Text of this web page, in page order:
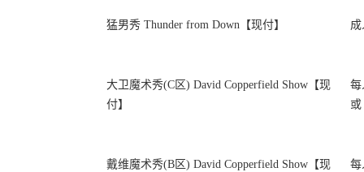
猛男秀 Thunder from Down【现付】 成
大卫魔术秀(C区) David Copperfield Show【现
付】
每
或
戴维魔术秀(B区) David Copperfield Show【现
每